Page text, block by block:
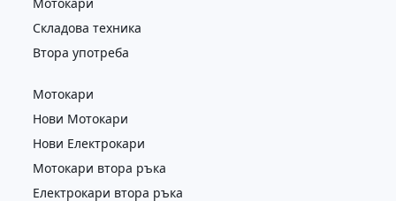
Складова техника
Втора употреба
Мотокари
Нови Мотокари
Нови Електрокари
Мотокари втора ръка
Електрокари втора ръка